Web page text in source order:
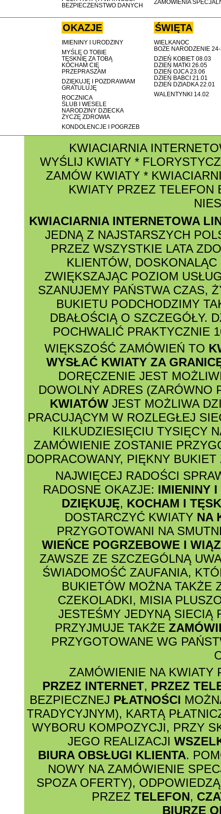
BEZPIECZEŃSTWO DANYCH
ZAMÓWIENIA
OKAZJE
IMIENINY I URODZINY
MYŚLĘ O TOBIE
TĘSKNIĘ ZA TOBĄ
KOCHAM CIĘ
PRZEPRASZAM
DZIĘKUJĘ I POZDRAWIAM
GRATULUJĘ
ROCZNICA
ŚLUB I WESELE
NARODZINY DZIECKA
ŻYCZĘ ZDROWIA
KONDOLENCJE I POGRZEB
ŚWIĘTA
WIELKANOC
BOŻE NARODZENIE
DZIEŃ KOBIET 08.03
DZIEŃ MATKI 26.05
DZIEŃ OJCA 23.06
DZIEŃ BABCI 21.01
DZIEŃ DZIADKA 22.01
WALENTYNKI 14.02
KWIACIARNIA
WYŚLIJ KWIATY *
ZAMÓW KWIATY*
KWIATY PRZEZ TELEFON
KWIACIARNIA INTERNETOWA
JEDNĄ Z NAJSTARSZYCH
PRZEZ WSZYSTKIE LATA
KLIENTÓW,
ZWIĘKSZAJĄC POZIOM
SZANUJEMY PAŃSTWA CZAS,
BUKIETU PODCHODZIMY
DBAŁOŚCIĄ O SZCZEGÓŁY.
POCHWALIĆ PRAKTYCZNIE
WIĘKSZOŚĆ ZAMÓWIEŃ TO
WYSŁAĆ KWIATY ZA
DORĘCZENIE JEST
DOWOLNY ADRES
KWIATÓW JEST MOŻLIWA
PRACUJĄCYM W ROZLEGŁEJ
KILKUDZIESIĘCIU TYSIĘCY
ZAMÓWIENIE ZOSTANIE
DOPRACOWANY, PIĘKNY
NAJWIĘCEJ RADOŚCI
RADOSNE OKAZJE: IMIENINY
DZIĘKUJĘ, KOCHAM I
DOSTARCZYĆ KWIATY NA
PRZYGOTOWANI NA
WIEŃCE POGRZEBOWE I
ZAWSZE ZE SZCZEGÓLNĄ
ŚWIADOMOŚĆ ZAUFANIA,
BUKIETÓW MOŻNA TAKŻE
CZEKOLADKI, MISIA
JESTEŚMY JEDYNĄ SIECIĄ
PRZYJMUJE TAKŻE
PRZYGOTOWANE WG
ZAMÓWIENIE NA KWIATY
PRZEZ INTERNET, PRZEZ
BEZPIECZNEJ PŁATNOŚCI
TRADYCYJNYM), KARTĄ
WYBORU KOMPOZYCJI, PRZY
JEGO REALIZACJI
BIURA OBSŁUGI KLIENTA.
NOWY NA ZAMÓWIENIE
SPOZA OFERTY),
PRZEZ TELEFON,
BIURZE